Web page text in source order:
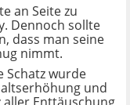
an Seite zu
Dennoch sollte
dass man seine
nimmt.
Schatz wurde
und
aller Enttäuschung